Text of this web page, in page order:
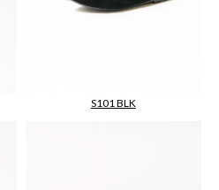
S101 BLK